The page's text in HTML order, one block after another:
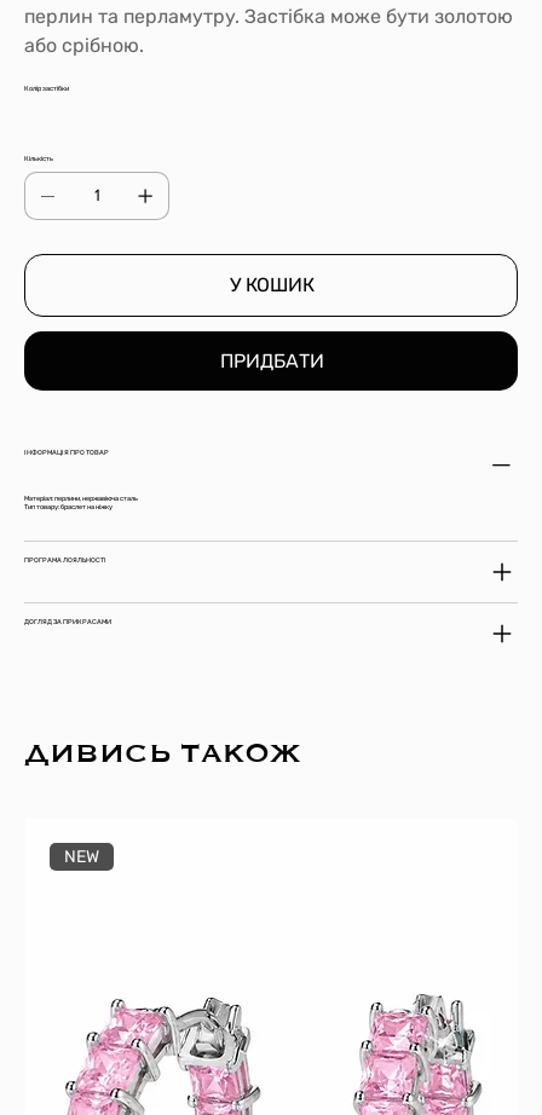
перлин та перламутру. Застібка може бути золотою
або срібною.
Колір застібки
Кількість
У КОШИК
ПРИДБАТИ
ІНФОРМАЦІЯ ПРО ТОВАР
Матеріал: перлини, нержавіюча сталь
Тип товару: браслет на ніжку
ПРОГРАМА ЛОЯЛЬНОСТІ
ДОГЛЯД ЗА ПРИКРАСАМИ
ДИВИСЬ ТАКОЖ
NEW